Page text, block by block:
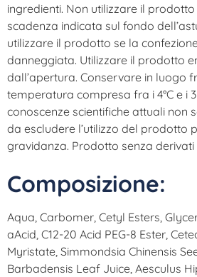
ingredienti. Non utilizzare il
scadenza indicata sul fondo
utilizzare il prodotto se la
danneggiata. Utilizzare il prodotto
dall’apertura. Conservare in luogo
temperatura compresa fra i 4°C e i
conoscenze scientifiche attuali non
da escludere l’utilizzo del prodotto
gravidanza. Prodotto senza derivati
Composizione:
Aqua, Carbomer, Cetyl Esters,
aAcid, C12-20 Acid PEG-8 Ester,
Myristate, Simmondsia Chinensis
Barbadensis Leaf Juice, Aesculus